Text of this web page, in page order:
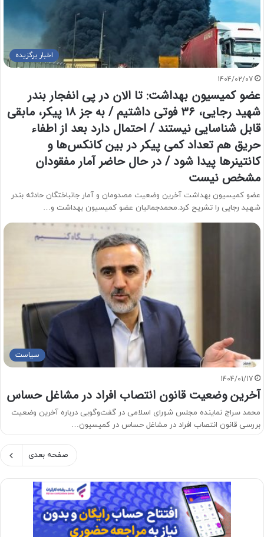
اخبار برگزیده
1404/02/07
عضو کمیسیون بهداشت: تا الان در پی انفجار بندر
شهید رجایی، ۳۶ فوتی داشتیم / به جز ۱۸ پیکر، مابقی
قابل شناسایی نیستند / احتمال دارد بعد از اطفاء
حریق هم تعداد کمی پیکر در بین کانکس‌ها و
کانتینرها پیدا شود / در حال حاضر آمار مفقودان
مشخص نیست
عضو کمیسیون بهداشت آخرین وضعیت مصدومان و آمار جانباختگان حادثه بندر
شهید رجایی را تشریح کرد.محمدجمالیان عضو کمیسیون بهداشت و…
سیاست
1404/01/17
آخرین وضعیت قانون انتصاب افراد در مشاغل حساس
محمد سراج نماینده مجلس شورای اسلامی در گفت‌وگویی درباره آخرین وضعیت
بررسی قانون انتصاب افراد در مشاغل حساس در کمیسیون…
صفحه بعدی